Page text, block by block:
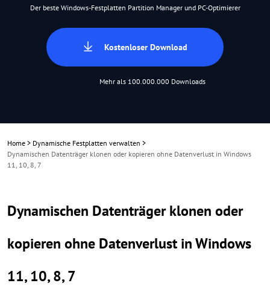
Der beste Windows-Festplatten Partition Manager und PC-Optimierer
Kostenloser Download
Mehr als 100.000.000 Downloads
Home > Dynamische Festplatten verwalten >
Dynamischen Datenträger klonen oder kopieren ohne Datenverlust in Windows
11, 10, 8, 7
Dynamischen Datenträger klonen oder
kopieren ohne Datenverlust in Windows
11, 10, 8, 7